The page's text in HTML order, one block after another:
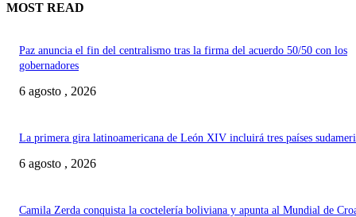
MOST READ
Paz anuncia el fin del centralismo tras la firma del acuerdo 50/50 con los
gobernadores
6 agosto , 2026
La primera gira latinoamericana de León XIV incluirá tres países
6 agosto , 2026
Camila Zerda conquista la coctelería boliviana y apunta al Mundial de